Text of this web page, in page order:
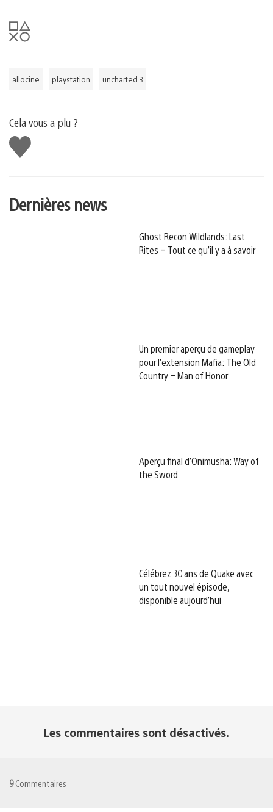
allocine playstation uncharted 3
Cela vous a plu ?
J'aime
Dernières news
Ghost Recon Wildlands: Last
Rites – Tout ce qu’il y a à savoir
Un premier aperçu de gameplay
pour l’extension Mafia: The Old
Country – Man of Honor
Aperçu final d’Onimusha: Way of
the Sword
Célébrez 30 ans de Quake avec
un tout nouvel épisode,
disponible aujourd’hui
Les commentaires sont désactivés.
9Commentaires